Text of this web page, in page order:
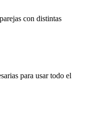
con distintas
para usar todo el